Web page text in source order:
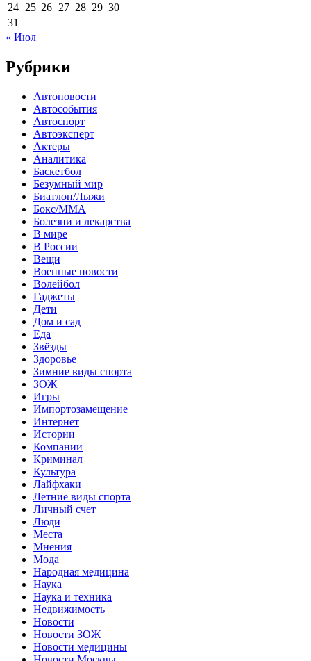
24 25 26 27 28 29 30
31
« Июл
Рубрики
Автоновости
Автособытия
Автоспорт
Автоэксперт
Актеры
Аналитика
Баскетбол
Безумный мир
Биатлон/Лыжи
Бокс/MMA
Болезни и лекарства
В мире
В России
Вещи
Военные новости
Волейбол
Гаджеты
Дети
Дом и сад
Еда
Звёзды
Здоровье
Зимние виды спорта
ЗОЖ
Игры
Импортозамещение
Интернет
Истории
Компании
Криминал
Культура
Лайфхаки
Летние виды спорта
Личный счет
Люди
Места
Мнения
Мода
Народная медицина
Наука
Наука и техника
Недвижимость
Новости
Новости ЗОЖ
Новости медицины